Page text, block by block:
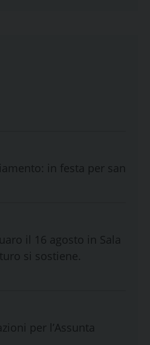
in festa per san
il 16 agosto in Sala
si sostiene.
per l’Assunta